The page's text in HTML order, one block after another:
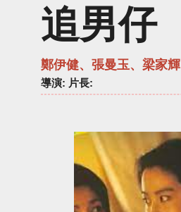
追男仔
鄭伊健、張曼玉、梁家輝
導演: 片長: